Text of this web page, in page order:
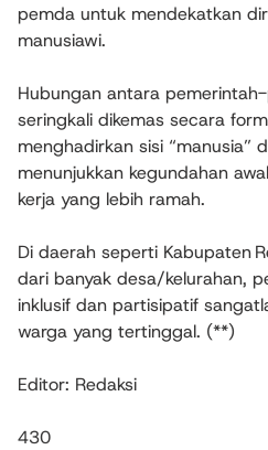
pemda untuk mendekatkan
manusiawi.
Hubungan antara
seringkali dikemas secara
menghadirkan sisi “manusia”
menunjukkan kegundahan
kerja yang lebih ramah.
Di daerah seperti Kabupaten
dari banyak desa/kelurahan,
inklusif dan partisipatif
warga yang tertinggal. (**)
Editor: Redaksi
430